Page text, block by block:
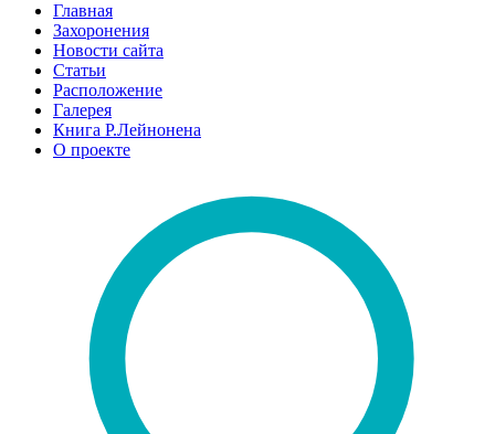
Главная
Захоронения
Новости сайта
Статьи
Расположение
Галерея
Книга Р.Лейнонена
О проекте